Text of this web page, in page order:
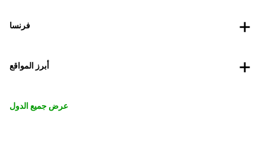
فرنسا
أبرز المواقع
عرض جميع الدول